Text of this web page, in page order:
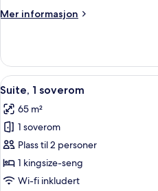
Mer informasjon
Mer
–
junior
Åpne
alle
bildene
av
Suite,
1
soverom
7
Suite, 1 soverom
65 m²
1 soverom
Plass til 2 personer
1 kingsize-seng
Wi-fi inkludert